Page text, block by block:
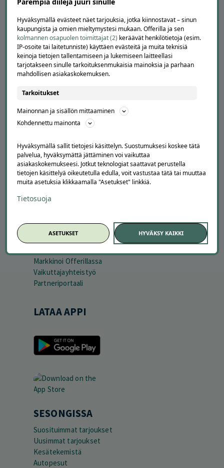
Peruuta tilaus
Asiakaspalvelu
Kuinka Offerilla toimii
Usein kysytyt kysymykset
Suosittele Offerillaa
TUTUSTU MEIHIN
Tietoa meistä
Tilaa uutiskirje
Offerilla mediassa
YRITYKSILLE
Markkinoi Offerillassa
Vaikuttajayhteistyö
Partneriportaali
LATAA APPI
SESONGISSA
Suosituimmat tarjoukset
Uusimmat tarjoukset
Kesätekemistä
Autopesut
Hyväksymällä evästeet näet tarjouksia, jotka kiinnostavat – sinun
kaupungista ja omien mieltymystesi mukaan. Offerilla ja sen
kolmannen osapuolen toimittajat (2) keräävät henkilötietoja (esim.
IP-osoite tai laitetunniste) käyttäen evästeitä ja muita teknisiä
keinoja tietojen tallentamiseen ja lukemiseen laitteellasi
tarjotakseen sinulle tarkoituksenmukaisia mainoksia ja parhaan
mahdollisen asiakaskokemuksen.
Tarkoitukset
Mainonnan ja sisällön mittaaminen
Kohdennettu mainonta
Hyväksymällä sallit tietojesi käsittelyn. Suostumuksesi koskee tätä
palvelua, hyväksymättä jättäminen voi vaikuttaa
asiakaskokemukseesi. Jotkut teknologiat saattavat perustella
tietojen käsittelyä oikeutetulla edulla, voit vastustaa tätä tai muuttaa
muita asetuksia klikkaamalla "Asetukset" linkkiä.
Tietosuoja
ASETUKSET HYVÄKSY KAIKKI